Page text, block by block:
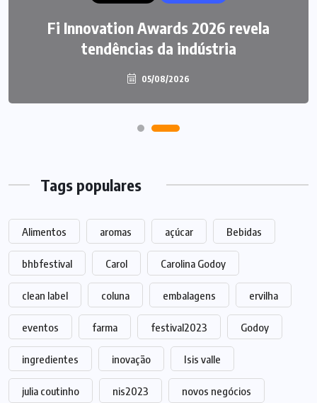
Fi Innovation Awards 2026 revela
tendências da indústria
05/08/2026
P&G anuncia aquisição da Thorne por
US$ 3,8 bilhões
05/08/2026
Tags populares
Alimentos aromas açúcar Bebidas
bhbfestival Carol Carolina Godoy
clean label coluna embalagens ervilha
eventos farma festival2023 Godoy
ingredientes inovação Isis valle
julia coutinho nis2023 novos negócios